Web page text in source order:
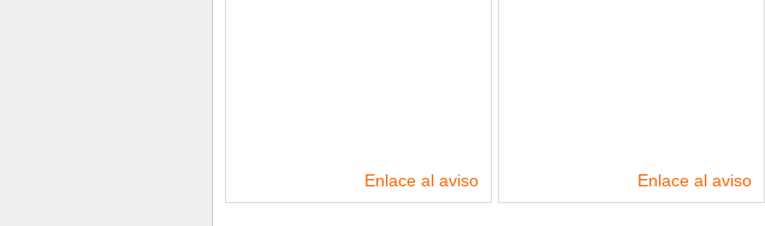
Enlace al aviso Enlace al aviso